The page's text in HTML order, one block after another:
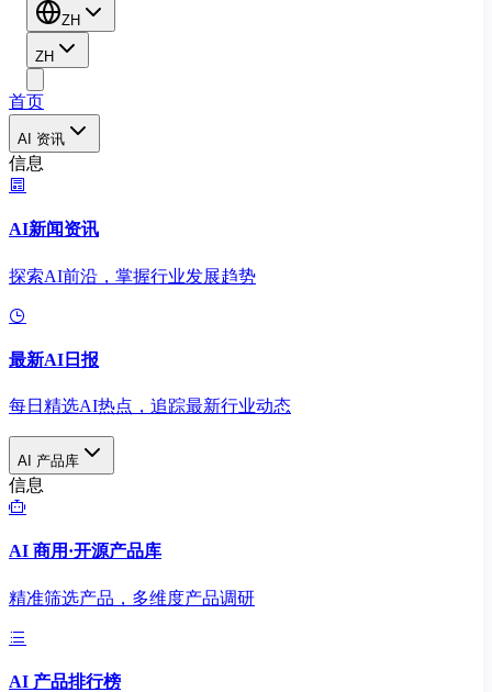
ZH
ZH
首页
AI 资讯
信息
AI新闻资讯
探索AI前沿，掌握行业发展趋势
最新AI日报
每日精选AI热点，追踪最新行业动态
AI 产品库
信息
AI 商用·开源产品库
精准筛选产品，多维度产品调研
AI 产品排行榜